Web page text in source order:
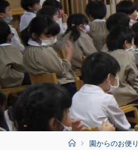
ッ
プ
ホ
園からのお便り